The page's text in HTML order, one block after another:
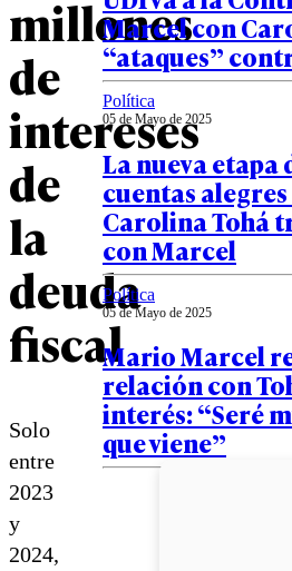
millones
de
intereses
de
la
deuda
fiscal
Solo
entre
2023
y
2024,
Marcel con
“ataques”
Política
05 de Mayo de 2025
La nueva etapa
cuentas
Carolina Tohá
con Marcel
Política
05 de Mayo de 2025
Mario Marcel
relación con
interés: “Seré
que viene”